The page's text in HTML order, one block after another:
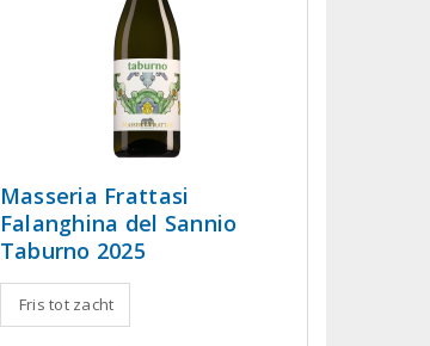
Masseria Frattasi
Falanghina del Sannio
Taburno 2025
Fris tot zacht